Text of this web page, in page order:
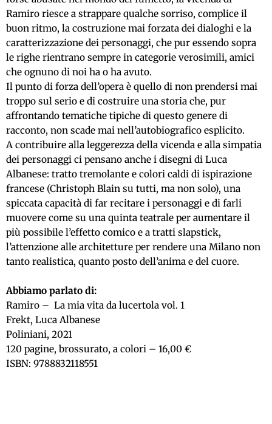
Ramiro riesce a strappare qualche sorriso, complice il
buon ritmo, la costruzione mai forzata dei dialoghi e la
caratterizzazione dei personaggi, che pur essendo sopra
le righe rientrano sempre in categorie verosimili, amici
che ognuno di noi ha o ha avuto.
Il punto di forza dell’opera è quello di non prendersi mai
troppo sul serio e di costruire una storia che, pur
affrontando tematiche tipiche di questo genere di
racconto, non scade mai nell’autobiografico esplicito.
A contribuire alla leggerezza della vicenda e alla simpatia
dei personaggi ci pensano anche i disegni di Luca
Albanese: tratto tremolante e colori caldi di ispirazione
francese (Christoph Blain su tutti, ma non solo), una
spiccata capacità di far recitare i personaggi e di farli
muovere come su una quinta teatrale per aumentare il
più possibile l’effetto comico e a tratti slapstick,
l’attenzione alle architetture per rendere una Milano non
tanto realistica, quanto posto dell’anima e del cuore.
Abbiamo parlato di:
Ramiro – La mia vita da lucertola vol. 1
Frekt, Luca Albanese
Poliniani, 2021
120 pagine, brossurato, a colori – 16,00 €
ISBN: 9788832118551